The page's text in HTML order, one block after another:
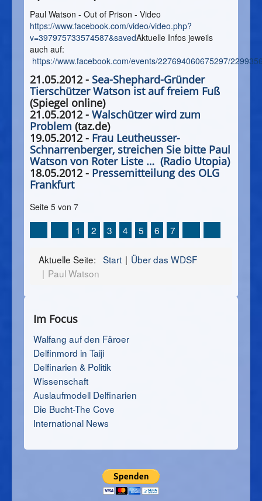
Paul Watson - Out of Prison - Video
https://www.facebook.com/video/video.php?
v=397975733574587&savedAktuelle Infos jeweils
auch auf:
https://www.facebook.com/events/227694060675297/
21.05.2012 - Sea-Shephard-Gründer
Tierschützer Watson ist auf freiem Fuß
(Spiegel online)
21.05.2012 - Walschützer wird zum
Problem (taz.de)
19.05.2012 - Frau Leutheusser-
Schnarrenberger, streichen Sie bitte Paul
Watson von Roter Liste … (Radio Utopia)
18.05.2012 - Pressemitteilung des OLG
Frankfurt
Seite 5 von 7
1 2 3 4 5 6 7
Aktuelle Seite: Start
Über das WDSF
Paul Watson
Im Focus
Walfang auf den Färoer
Delfinmord in Taiji
Delfinarien & Politik
Wissenschaft
Auslaufmodell Delfinarien
Die Bucht-The Cove
International News